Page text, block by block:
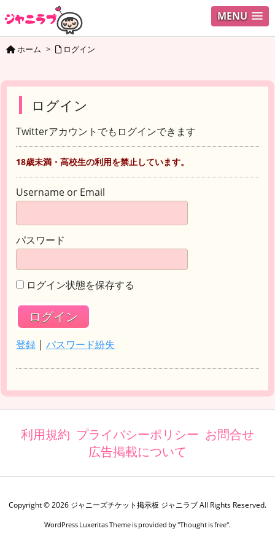
MENU
ホーム > ログイン
ログイン
Twitterアカウントでもログインできます
18歳未満・高校生の利用を禁止しています。
Username or Email
パスワード
ログイン状態を保存する
登録 | パスワード紛失
利用規約 プライバシーポリシー お問合せ
広告掲載について
Copyright ©2026 ジャニーズチケット掲示板 ジャニラブAll Rights Reserved.
WordPress Luxeritas Theme is provided by "Thought is free".